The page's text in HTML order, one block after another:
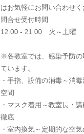
はお気軽にお問い合わせく
問合せ受付時間
12:00 - 21:00 火～土曜
※各教室では、感染予防の
ています。
・手指、設備の消毒～消
空間
・マスク着用～教室長・
徹底
・室内換気～定期的な空気